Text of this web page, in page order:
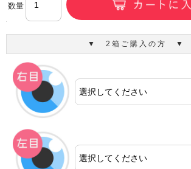
数量
▼ 2箱ご購入の方 ▼